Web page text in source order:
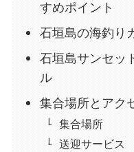
すめポイント
石垣島の海釣り
石垣島サンセッ
ル
集合場所とアク
集合場所
送迎サービス